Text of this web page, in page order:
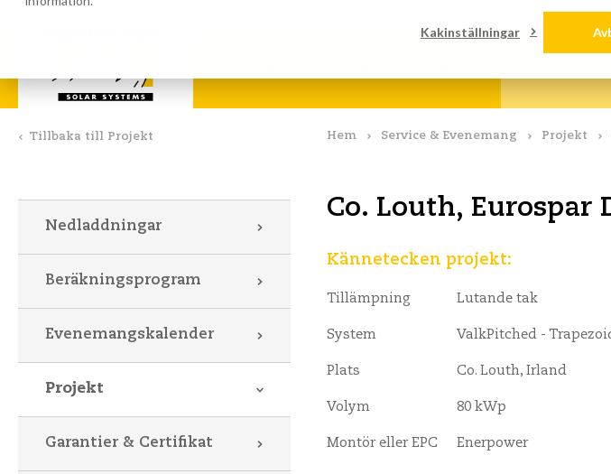
Kakinställningar
Hem Service & Evenemang Projekt
Co. Louth, Eurospar
Kännetecken projekt:
Tillämpning Lutande tak
System ValkPitched -
Plats Co. Louth, Irland
Volym 80 kWp
Montör eller EPC Enerpower
Tillbaka till Projekt
Nedladdningar
Beräkningsprogram
Evenemangskalender
Projekt
Garantier & Certifikat